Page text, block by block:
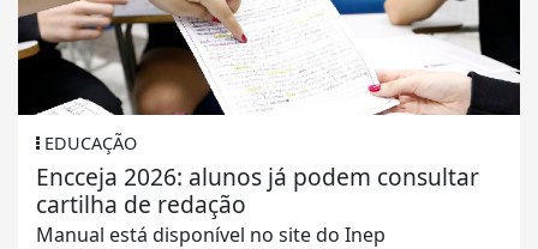
EDUCAÇÃO
Encceja 2026: alunos já podem consultar
cartilha de redação
Manual está disponível no site do Inep